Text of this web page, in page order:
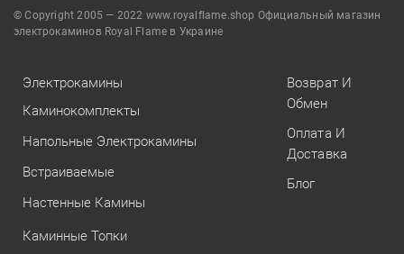
© Copyright 2005 — 2022 www.royalflame.shop Официальный магазин
электрокаминов Royal Flame в Украине
Электрокамины
Каминокомплекты
Напольные Электрокамины
Встраиваемые
Настенные Камины
Каминные Топки
Возврат И
Обмен
Оплата И
Доставка
Блог